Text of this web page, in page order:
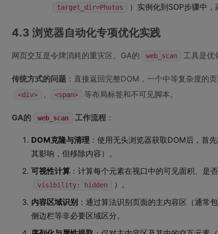
target_dir=Photos ）实例化到SOP步骤中
4.3 浏览器自动化专项优化实践
网页交互是令牌消耗的重灾区。GA的 web_scan 工具是优
传统方式的问题 ：直接返回完整DOM，一个中等复杂度的
<div> , <span> 等布局标签和不可见脚本。
GA的 web_scan 工作流程 ：
DOM克隆与清理 ：使用无头浏览器获取DOM后，首
其影响，但移除内容）。
可视性计算 ：计算每个元素在视口中的可见面积、是
visibility: hidden
）。
内容区域识别 ：通过算法识别页面的主内容区（通常
侧边栏等非必要区域区分。